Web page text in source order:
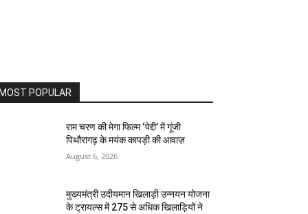
MOST POPULAR
राम चरण की मेगा फिल्म ‘पेद्दी’ में गूंजी
पिथौरागढ़ के मयंक कापड़ी की आवाज़
August 6, 2026
मुख्यमंत्री उदीयमान खिलाड़ी उन्नयन योजना
के ट्रायल्स में 275 से अधिक खिलाड़ियों ने